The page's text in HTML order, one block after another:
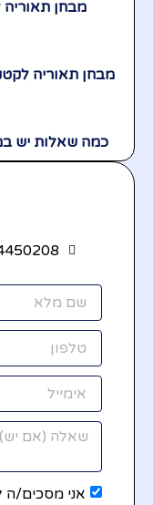
מבחן
מבחן תאוריה
כמה שאלות יש
אני מסכים/ה